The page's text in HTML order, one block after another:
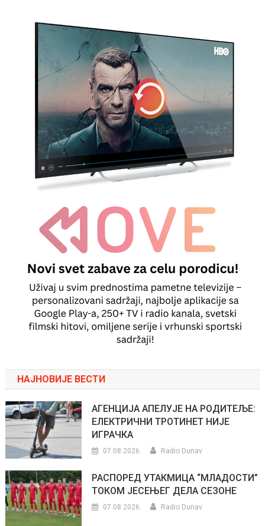
НАЈНОВИЈЕ ВЕСТИ
АГЕНЦИЈА АПЕЛУЈЕ НА РОДИТЕЉЕ:
ЕЛЕКТРИЧНИ ТРОТИНЕТ НИЈЕ
ИГРАЧКА
07.08.2026. Radio Dunav
РАСПОРЕД УТАКМИЦА “МЛАДОСТИ”
ТОКОМ ЈЕСЕЊЕГ ДЕЛА СЕЗОНЕ
07.08.2026. Radio Dunav